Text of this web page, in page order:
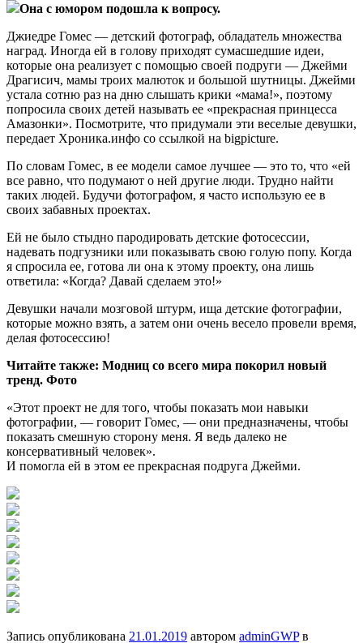
Она с юмором подошла к вопросу.
Джиедре Гомес — детский фотограф, обладатель множества
наград. Иногда ей в голову приходят сумасшедшие идеи,
которые она реализует с помощью своей подруги — Джейми
Драгисич, мамы троих малюток и большой шутницы. Джейми
устала сотню раз на дню слышать крики «мама!», поэтому
попросила своих детей называть ее «прекрасная принцесса
Амазонки». Посмотрите, что придумали эти веселые девушки,
передает Хроника.инфо со ссылкой на bigpicture.
По словам Гомес, в ее модели самое лучшее — это то, что «ей
все равно, что подумают о ней другие люди. Трудно найти
таких людей. Будучи фотографом, я часто использую ее в
своих забавных проектах.
Ей не было стыдно пародировать детские фотосессии,
надевать подгузники или показывать свою голую попу. Когда
я спросила ее, готова ли она к этому проекту, она лишь
ответила: «Когда? Давай сделаем это!»
Девушки начали мозговой штурм, ища детские фотографии,
которые можно взять, а затем они очень весело провели время,
делая фотосессию!
Читайте также: Модниц со всего мира покорил новый
тренд. Фото
«Этот проект не для того, чтобы показать мои навыки
фотографии, — говорит Гомес, — они предназначены, чтобы
показать смешную сторону меня. Я ведь далеко не
консервативный человек».
И помогла ей в этом ее прекрасная подруга Джейми.
Запись опубликована 21.01.2019 автором adminGWPв